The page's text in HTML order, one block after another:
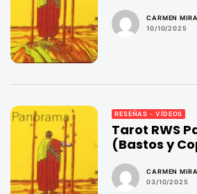
CARMEN
10/10/2025
RESEÑAS - VÍDEOS
Tarot RWS
(Bastos y
CARMEN
03/10/2025